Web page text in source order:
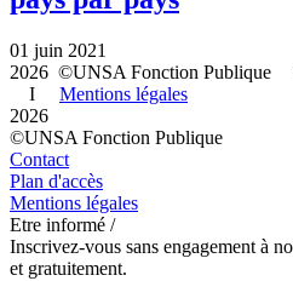
01 juin 2021
2026 ©UNSA Fonction
I Mentions légales
2026
©UNSA Fonction Publique
Contact
Plan d'accès
Mentions légales
Etre informé /
Inscrivez-vous sans engagement à
et gratuitement.